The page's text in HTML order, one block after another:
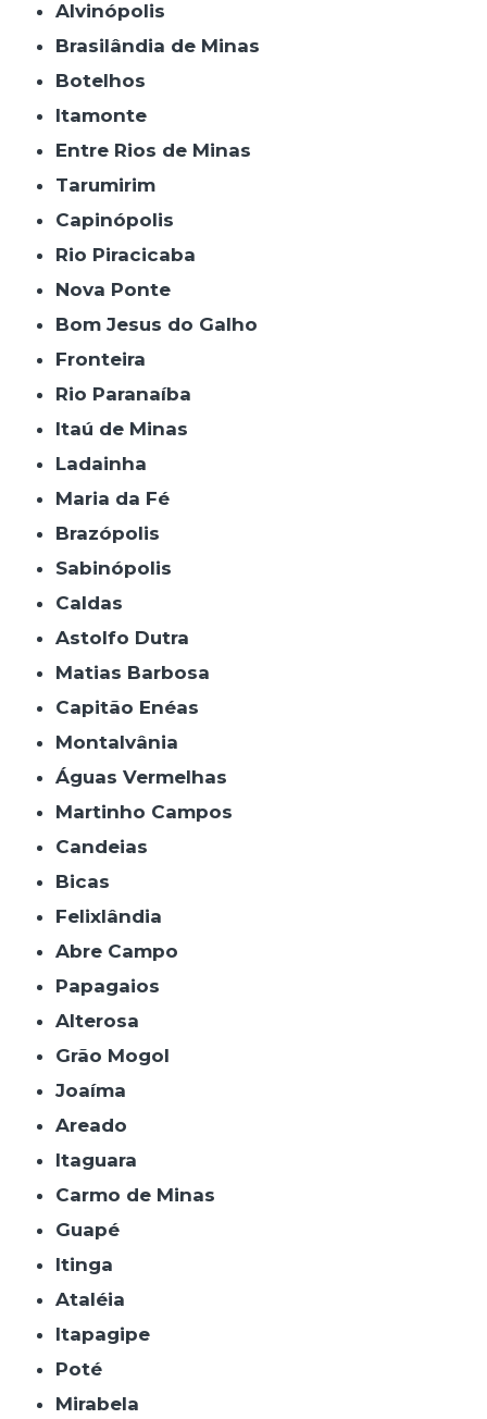
Alvinópolis
Brasilândia de Minas
Botelhos
Itamonte
Entre Rios de Minas
Tarumirim
Capinópolis
Rio Piracicaba
Nova Ponte
Bom Jesus do Galho
Fronteira
Rio Paranaíba
Itaú de Minas
Ladainha
Maria da Fé
Brazópolis
Sabinópolis
Caldas
Astolfo Dutra
Matias Barbosa
Capitão Enéas
Montalvânia
Águas Vermelhas
Martinho Campos
Candeias
Bicas
Felixlândia
Abre Campo
Papagaios
Alterosa
Grão Mogol
Joaíma
Areado
Itaguara
Carmo de Minas
Guapé
Itinga
Ataléia
Itapagipe
Poté
Mirabela